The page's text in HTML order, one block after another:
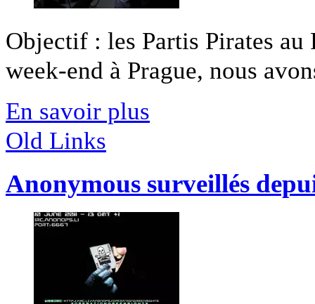
Objectif : les Partis Pirates au
week-end à Prague, nous
En savoir plus
Old Links
Anonymous surveillés